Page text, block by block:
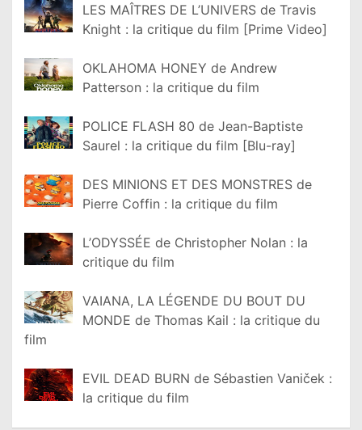
LES MAÎTRES DE L’UNIVERS de Travis
Knight : la critique du film [Prime Video]
OKLAHOMA HONEY de Andrew
Patterson : la critique du film
POLICE FLASH 80 de Jean-Baptiste
Saurel : la critique du film [Blu-ray]
DES MINIONS ET DES MONSTRES de
Pierre Coffin : la critique du film
L’ODYSSÉE de Christopher Nolan : la
critique du film
VAIANA, LA LÉGENDE DU BOUT DU
MONDE de Thomas Kail : la critique du
film
EVIL DEAD BURN de Sébastien Vaniček :
la critique du film